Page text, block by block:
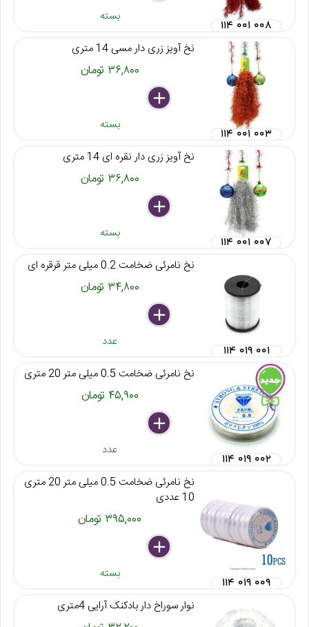
بسته
۱۱۴ ۰۰۱ ۰۰۸
نخ آویز زری دار مسی 14 متری
۳۶,۸۰۰ تومان
delete
remove
add
بسته
۱۱۴ ۰۰۱ ۰۰۳
نخ آویز زری دار نقره ای 14 متری
۳۶,۸۰۰ تومان
delete
remove
add
بسته
۱۱۴ ۰۰۱ ۰۰۷
نخ نامرئی ضخامت 0.2 میلی متر قرقره ای
۳۴,۸۰۰ تومان
delete
remove
add
عدد
۱۱۴ ۰۱۹ ۰۰۱
نخ نامرئی ضخامت 0.5 میلی متر 20 متری
۴۵,۹۰۰ تومان
delete
remove
add
عدد
۱۱۴ ۰۱۹ ۰۰۲
نخ نامرئی ضخامت 0.5 میلی متر 20 متری
10 عددی
۳۹۵,۰۰۰ تومان
delete
remove
add
بسته
۱۱۴ ۰۱۹ ۰۰۹
نوار سوراخ دار بادکنک آرایی 4متری